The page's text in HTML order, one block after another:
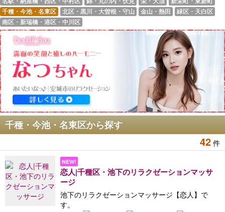
千種・今池・名東区
北区・黒川・大曽根・守山 金山・熱田
緑区・天白区
南区・新瑞橋・港区・中川区
千種・今池・名東区から探す
42 件
恋人|千種区・池下のリラクゼーションマッサ
ージ
池下のリラクゼーションマッサージ【恋人】で
す。